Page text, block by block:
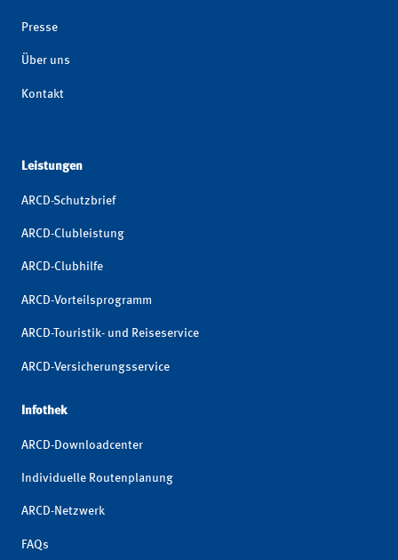
Presse
Über uns
Kontakt
Leistungen
ARCD-Schutzbrief
ARCD-Clubleistung
ARCD-Clubhilfe
ARCD-Vorteilsprogramm
ARCD-Touristik- und Reiseservice
ARCD-Versicherungsservice
Infothek
ARCD-Downloadcenter
Individuelle Routenplanung
ARCD-Netzwerk
FAQs